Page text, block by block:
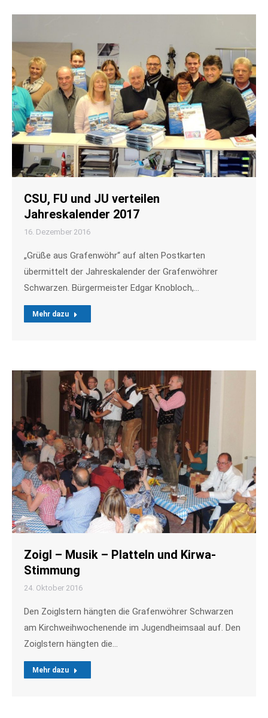
CSU, FU und JU verteilen
Jahreskalender 2017
16. Dezember 2016
„Grüße aus Grafenwöhr“ auf alten Postkarten
übermittelt der Jahreskalender der Grafenwöhrer
Schwarzen. Bürgermeister Edgar Knobloch,…
Mehr dazu
Zoigl – Musik – Platteln und Kirwa-
Stimmung
24. Oktober 2016
Den Zoiglstern hängten die Grafenwöhrer Schwarzen
am Kirchweihwochenende im Jugendheimsaal auf. Den
Zoiglstern hängten die…
Mehr dazu